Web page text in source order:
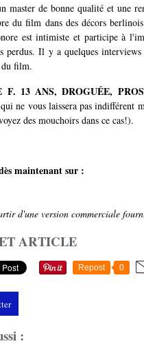
master de bonne qualité et une
du film dans des décors berlinois
est intimiste et participe à
perdus. Il y a quelques interviews
du film.
13 ANS, DROGUÉE,
ne vous laissera pas indifférent
des mouchoirs dans ce cas!).
maintenant sur :
d'une version commerciale
ARTICLE
Repost 0
: